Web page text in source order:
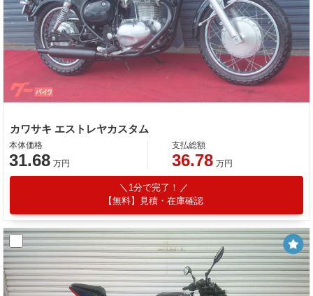
カワサキ エストレヤカスタム
本体価格
31.68 万円
支払総額
36.78 万円
1分で完了！
【無料】見積・在庫確認